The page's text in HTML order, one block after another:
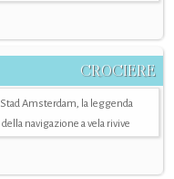
CROCIERE
Stad Amsterdam, la leggenda
della navigazione a vela rivive